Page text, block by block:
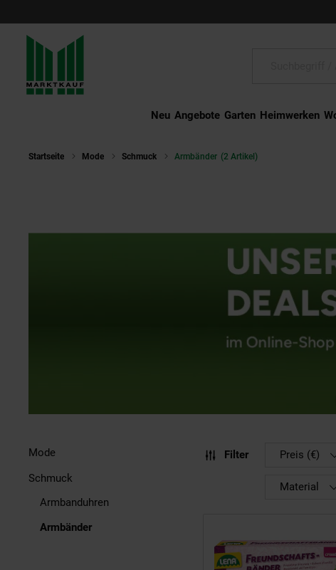
Neu Angebote Garten Heimwerken
Startseite Mode Schmuck Armbänder (2 Artikel)
Mode
Schmuck
Armbanduhren
Armbänder
Filter Preis (€)
Material